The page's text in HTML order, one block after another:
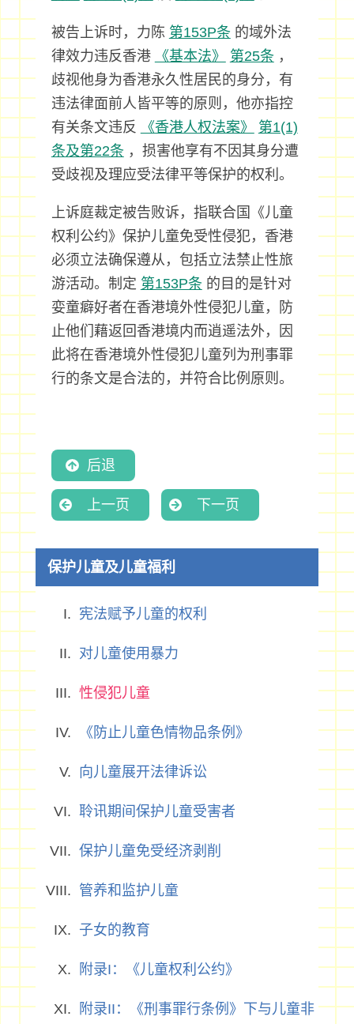
被告上诉时，力陈 第153P条的域外法
律效力违反香港
《基本法》 第25条，
歧视他身为香港永久性居民的身分，有
违法律面前人皆平等的原则，他亦指控
有关条文违反
《香港人权法案》
第1(1)
条及第22条，损害他享有不因其身分遭
受歧视及理应受法律平等保护的权利。
上诉庭裁定被告败诉，指联合国《儿童
权利公约》保护儿童免受性侵犯，香港
必须立法确保遵从，包括立法禁止性旅
游活动。制定 第153P条的目的是针对
娈童癖好者在香港境外性侵犯儿童，防
止他们藉返回香港境内而逍遥法外，因
此将在香港境外性侵犯儿童列为刑事罪
行的条文是合法的，并符合比例原则。
后退
上一页 下一页
保护儿童及儿童福利
宪法赋予儿童的权利
对儿童使用暴力
性侵犯儿童
《防止儿童色情物品条例》
向儿童展开法律诉讼
聆讯期间保护儿童受害者
保护儿童免受经济剥削
管养和监护儿童
子女的教育
附录I：《儿童权利公约》
附录II：《刑事罪行条例》下与儿童非